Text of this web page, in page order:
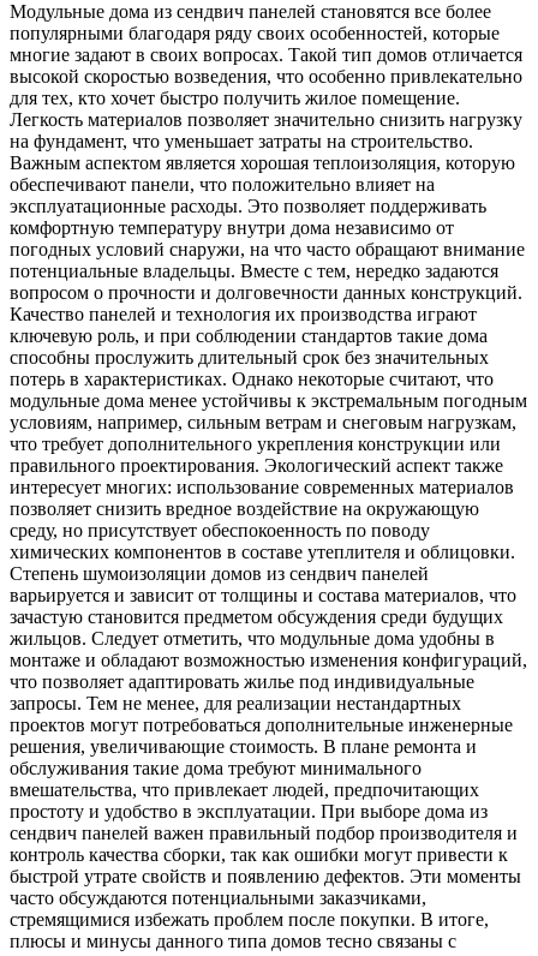
Модульные дома из сендвич панелей становятся все более
популярными благодаря ряду своих особенностей, которые
многие задают в своих вопросах. Такой тип домов отличается
высокой скоростью возведения, что особенно привлекательно
для тех, кто хочет быстро получить жилое помещение.
Легкость материалов позволяет значительно снизить нагрузку
на фундамент, что уменьшает затраты на строительство.
Важным аспектом является хорошая теплоизоляция, которую
обеспечивают панели, что положительно влияет на
эксплуатационные расходы. Это позволяет поддерживать
комфортную температуру внутри дома независимо от
погодных условий снаружи, на что часто обращают внимание
потенциальные владельцы. Вместе с тем, нередко задаются
вопросом о прочности и долговечности данных конструкций.
Качество панелей и технология их производства играют
ключевую роль, и при соблюдении стандартов такие дома
способны прослужить длительный срок без значительных
потерь в характеристиках. Однако некоторые считают, что
модульные дома менее устойчивы к экстремальным погодным
условиям, например, сильным ветрам и снеговым нагрузкам,
что требует дополнительного укрепления конструкции или
правильного проектирования. Экологический аспект также
интересует многих: использование современных материалов
позволяет снизить вредное воздействие на окружающую
среду, но присутствует обеспокоенность по поводу
химических компонентов в составе утеплителя и облицовки.
Степень шумоизоляции домов из сендвич панелей
варьируется и зависит от толщины и состава материалов, что
зачастую становится предметом обсуждения среди будущих
жильцов. Следует отметить, что модульные дома удобны в
монтаже и обладают возможностью изменения конфигураций,
что позволяет адаптировать жилье под индивидуальные
запросы. Тем не менее, для реализации нестандартных
проектов могут потребоваться дополнительные инженерные
решения, увеличивающие стоимость. В плане ремонта и
обслуживания такие дома требуют минимального
вмешательства, что привлекает людей, предпочитающих
простоту и удобство в эксплуатации. При выборе дома из
сендвич панелей важен правильный подбор производителя и
контроль качества сборки, так как ошибки могут привести к
быстрой утрате свойств и появлению дефектов. Эти моменты
часто обсуждаются потенциальными заказчиками,
стремящимися избежать проблем после покупки. В итоге,
плюсы и минусы данного типа домов тесно связаны с